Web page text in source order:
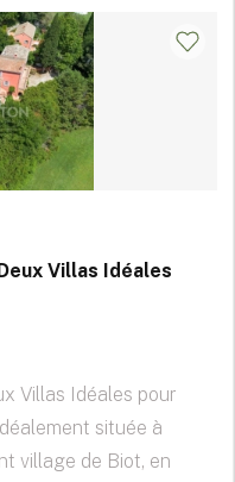
Villas Idéales
Villas Idéales pour
située à
village de Biot, en